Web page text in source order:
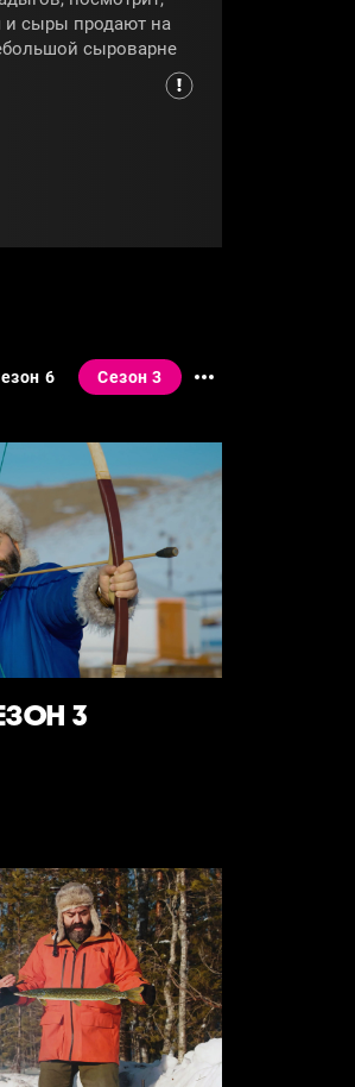
и сыры продают на
сыроварне
сыра, узнает,
из сыра, и
6 Сезон 3
3